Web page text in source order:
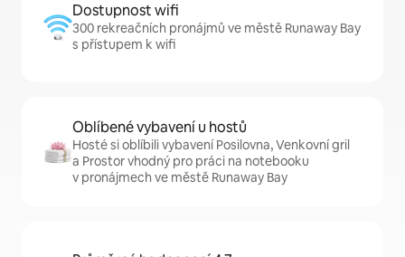
Dostupnost wifi
300 rekreačních pronájmů ve městě Runaway Bay
s přístupem k wifi
Oblíbené vybavení u hostů
Hosté si oblíbili vybavení Posilovna, Venkovní gril
a Prostor vhodný pro práci na notebooku
v pronájmech ve městě Runaway Bay